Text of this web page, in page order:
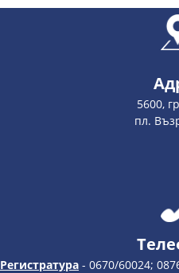
5600,
пл.
Регистратура - 0670/60024;